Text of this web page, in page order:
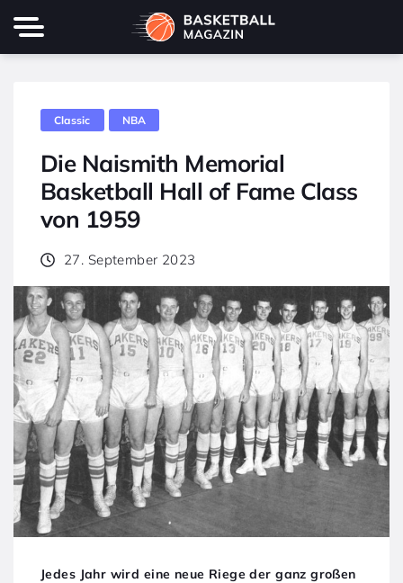
Classic NBA
Die Naismith Memorial
Basketball Hall of Fame Class
von 1959
27. September 2023
Jedes Jahr wird eine neue Riege der ganz großen